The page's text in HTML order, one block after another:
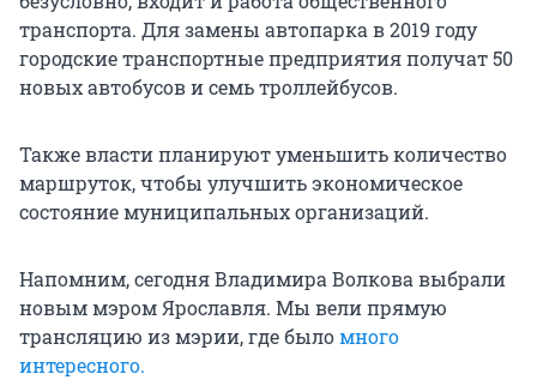
транспорта. Для замены автопарка в 2019 году
городские транспортные предприятия получат 50
новых автобусов и семь троллейбусов.
Также власти планируют уменьшить количество
маршруток, чтобы улучшить экономическое
состояние муниципальных организаций.
Напомним, сегодня Владимира Волкова выбрали
новым мэром Ярославля. Мы вели прямую
трансляцию из мэрии, где быломного
интересного.